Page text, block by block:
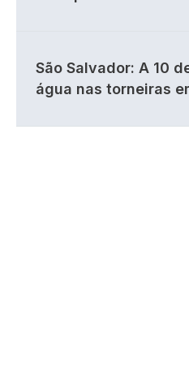
São Salvador: A 10
água nas torneiras